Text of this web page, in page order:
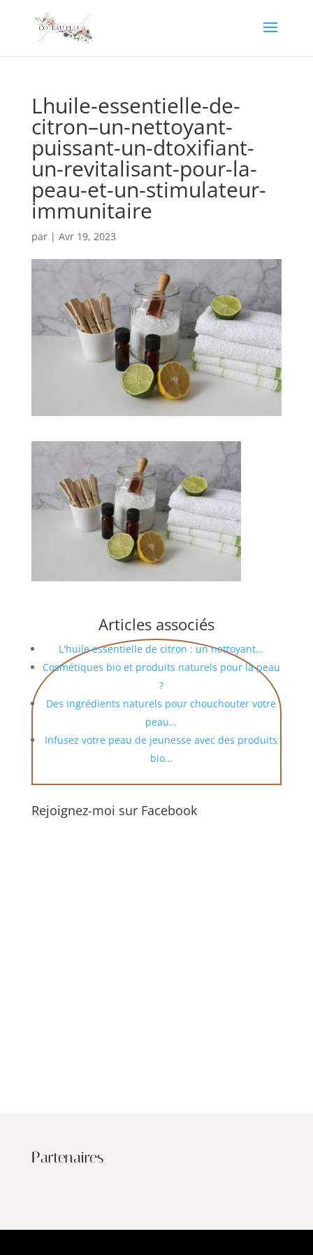
Lhuile-essentielle-de-
citron–un-nettoyant-
puissant-un-dtoxifiant-
un-revitalisant-pour-la-
peau-et-un-stimulateur-
immunitaire
par | Avr 19, 2023
Articles associés
L'huile essentielle de citron : un nettoyant…
Cosmétiques bio et produits naturels pour la peau
?
Des ingrédients naturels pour chouchouter votre
peau…
Infusez votre peau de jeunesse avec des produits
bio…
Rejoignez-moi sur Facebook
Partenaires